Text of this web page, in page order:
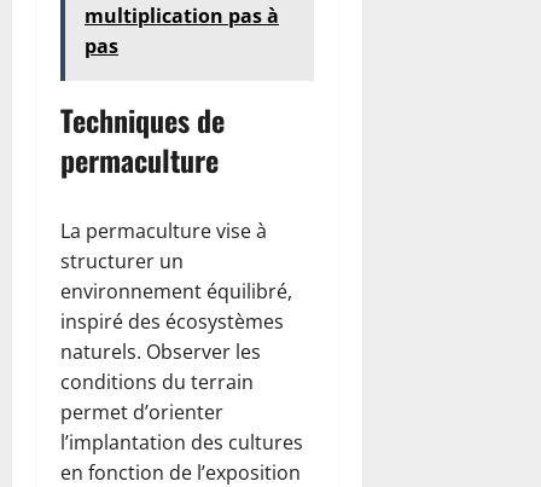
multiplication pas à
pas
Techniques de
permaculture
La permaculture vise à
structurer un
environnement équilibré,
inspiré des écosystèmes
naturels. Observer les
conditions du terrain
permet d’orienter
l’implantation des cultures
en fonction de l’exposition